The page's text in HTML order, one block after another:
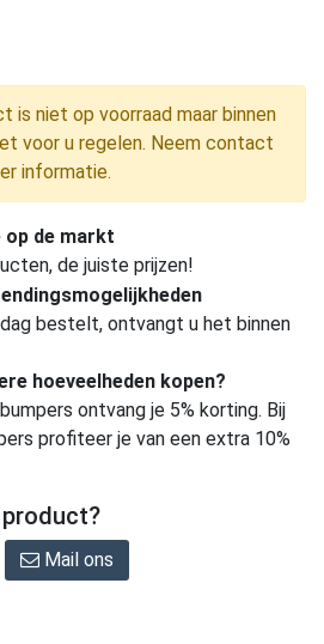
is niet op voorraad maar binnen
voor u regelen. Neem contact
informatie.
op de markt
de juiste prijzen!
bestelt, ontvangt u het binnen
hoeveelheden kopen?
ontvang je 5% korting. Bij
profiteer je van een extra 10%
Mail ons